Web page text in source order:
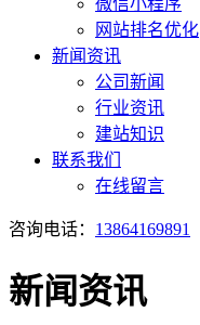
微信小程序
网站排名优化
新闻资讯
公司新闻
行业资讯
建站知识
联系我们
在线留言
咨询电话： 13864169891
新闻资讯